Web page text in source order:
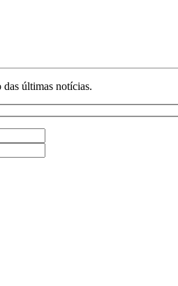
últimas notícias.